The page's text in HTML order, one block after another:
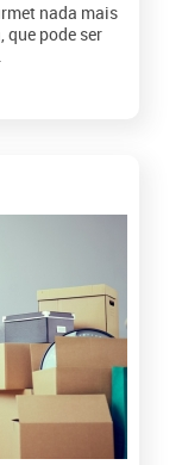
nada mais
que pode ser